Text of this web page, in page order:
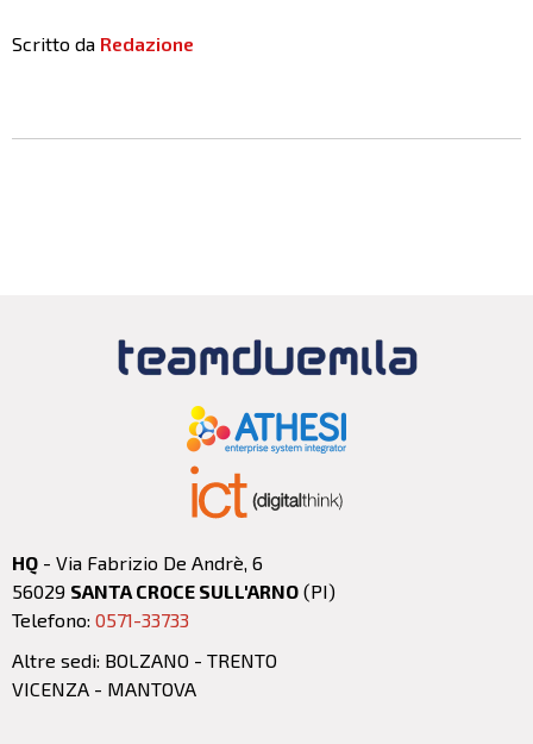
Scritto da Redazione
HQ - Via Fabrizio De Andrè, 6
56029 SANTA CROCE SULL'ARNO (PI)
Telefono: 0571-33733
Altre sedi: BOLZANO - TRENTO
VICENZA - MANTOVA